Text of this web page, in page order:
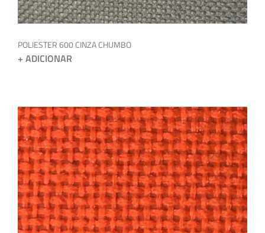
POLIESTER 600 CINZA CHUMBO
+ ADICIONAR